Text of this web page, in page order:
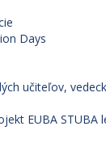
Days
učiteľov,
EUBA STUBA